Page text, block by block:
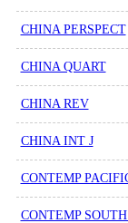
CHINA PERSPECT
CHINA QUART
CHINA REV
CHINA INT J
CONTEMP
CONTEMP